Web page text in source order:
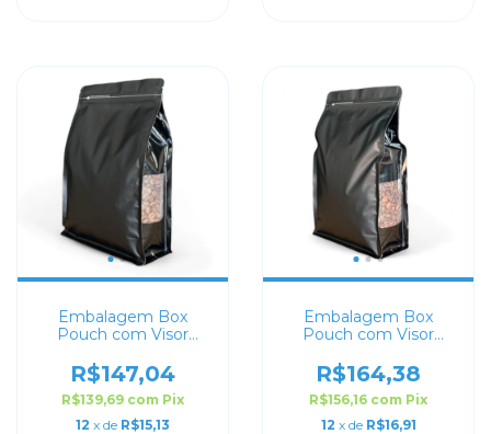
Embalagem Box
Pouch com Visor
Zip Lock
R$147,04
R$139,69 com Pix
12 x de R$15,13
Embalagem Box
Pouch com Visor
Zip Lock
R$164,38
R$156,16 com Pix
12 x de R$16,91